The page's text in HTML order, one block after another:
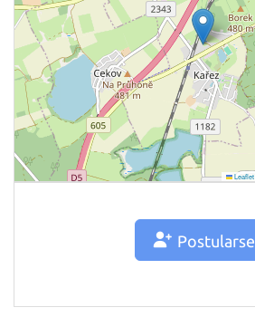
Leaflet
Postularse